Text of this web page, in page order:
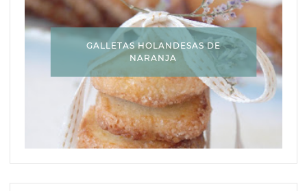
GALLETAS HOLANDESAS DE
NARANJA